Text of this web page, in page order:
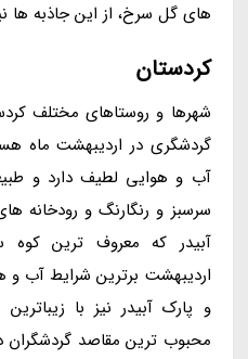
های گل سرخ، از این جاذبه ها
کردستان
شهرها و روستاهای مختلف
گردشگری در اردیبهشت ماه
آب و هوایی لطیف دارد و
سرسبز و رنگارنگ و رودخانه
آبیدر که معروف ترین
اردیبهشت برترین شرایط آب و
و پارک آبیدر نیز با
محبوب ترین مقاصد گردشگران